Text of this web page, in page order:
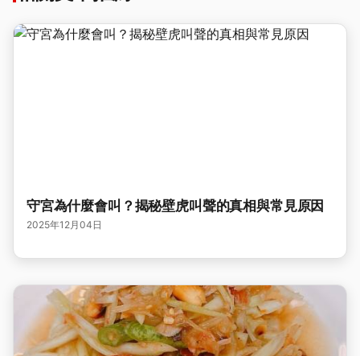
守宮為什麼會叫？揭秘壁虎叫聲的真相與常見原因
2025年12月04日